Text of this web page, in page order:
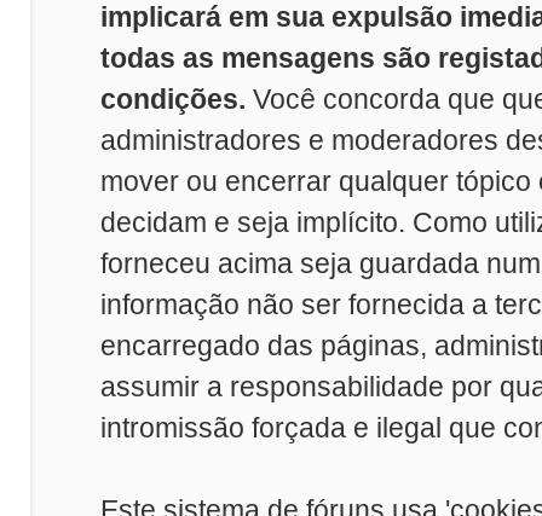
implicará em sua expulsão
todas as mensagens são
condições. Você concorda que
administradores e moderadores
mover ou encerrar qualquer
decidam e seja implícito. Como
forneceu acima seja guardada
informação não ser fornecida a
encarregado das páginas,
assumir a responsabilidade por
intromissão forçada e ilegal que